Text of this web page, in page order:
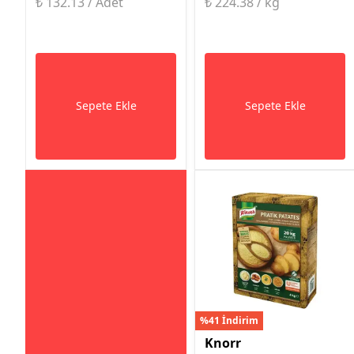
Sepete Ekle Sepete Ekle
%41 İndirim
Knorr